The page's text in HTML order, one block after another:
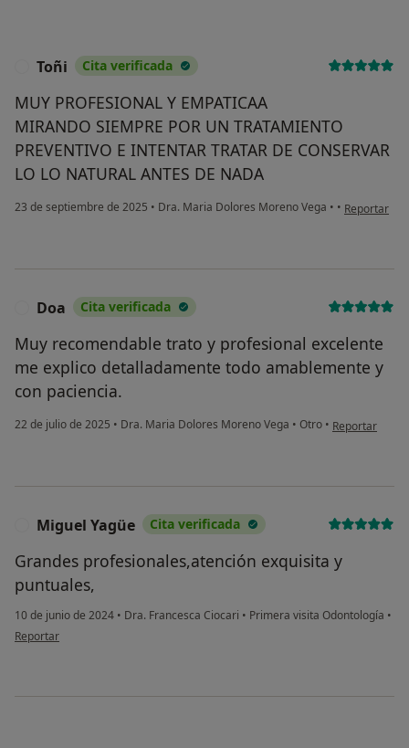
Toñi Cita verificada
MUY PROFESIONAL Y EMPATICAA
MIRANDO SIEMPRE POR UN TRATAMIENTO
PREVENTIVO E INTENTAR TRATAR DE CONSERVAR
LO LO NATURAL ANTES DE NADA
23 de septiembre de 2025 • Dra. Maria Dolores Moreno Vega • • en opinión
Reportar
Doa Cita verificada
Muy recomendable trato y profesional excelente
me explico detalladamente todo amablemente y
con paciencia.
22 de julio de 2025 • Dra. Maria Dolores Moreno Vega • Otro • en opinión del
Reportar
Miguel Yagüe Cita verificada
Grandes profesionales,atención exquisita y
puntuales,
10 de junio de 2024 • Dra. Francesca Ciocari • Primera visita Odontología •
en opinión del usuario Miguel Yagüe
Reportar